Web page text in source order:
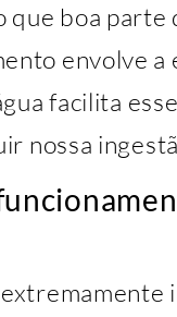
que boa parte
envolve a
facilita
nossa